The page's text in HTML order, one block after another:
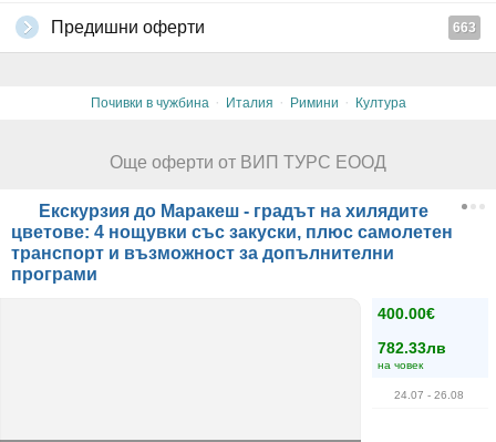
Предишни оферти 663
Почивки в чужбина · Италия · Римини · Култура
Още оферти от ВИП ТУРС ЕООД
Екскурзия до Маракеш - градът на хилядите
цветове: 4 нощувки със закуски, плюс самолетен
транспорт и възможност за допълнителни
програми
400.00€
782.33лв
на човек
24.07 - 26.08